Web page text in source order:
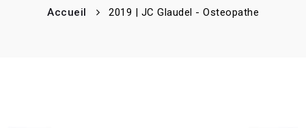
Accueil 2019 | JC Glaudel - Osteopathe